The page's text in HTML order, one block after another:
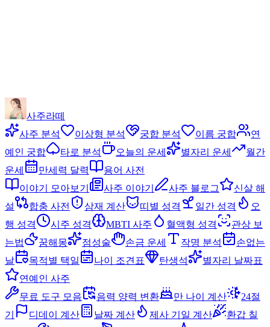
사주라떼
사주 분석
이상형 분석 궁합 분석 이름 궁합
연
예인 궁합
타로 분석 오늘의 운세 별자리 운세
월간
운세
만세력 달력
용어 사전
이야기 모아보기
사주 이야기 사주 블로그
신살 해
설
합충 사전 삼재 계산 띠별 성격 일간 성격
오
행 성격
시주 성격 MBTI 사주 혈액형 성격
관상 보
는법
꿈해몽 점성술 손금 운세 작명 분석
손없는
날
목적별 택일 나이 조견표 탄생석
별자리 날짜표
연예인 사주
무료 도구 모음
음력 양력 변환 만 나이 계산
24절
기
디데이 계산 날짜 계산 제사 기일 계산
환갑 칠